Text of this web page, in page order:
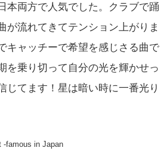
本両方で人気でした。クラブで踊
が流れてきてテンション上がりま
キャッチーで希望を感じさる曲で
を乗り切って自分の光を輝かせっ
じてます！星は暗い時に一番光り
-famous in Japan